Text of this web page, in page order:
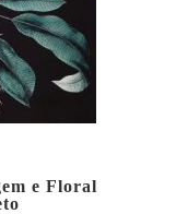
e Floral